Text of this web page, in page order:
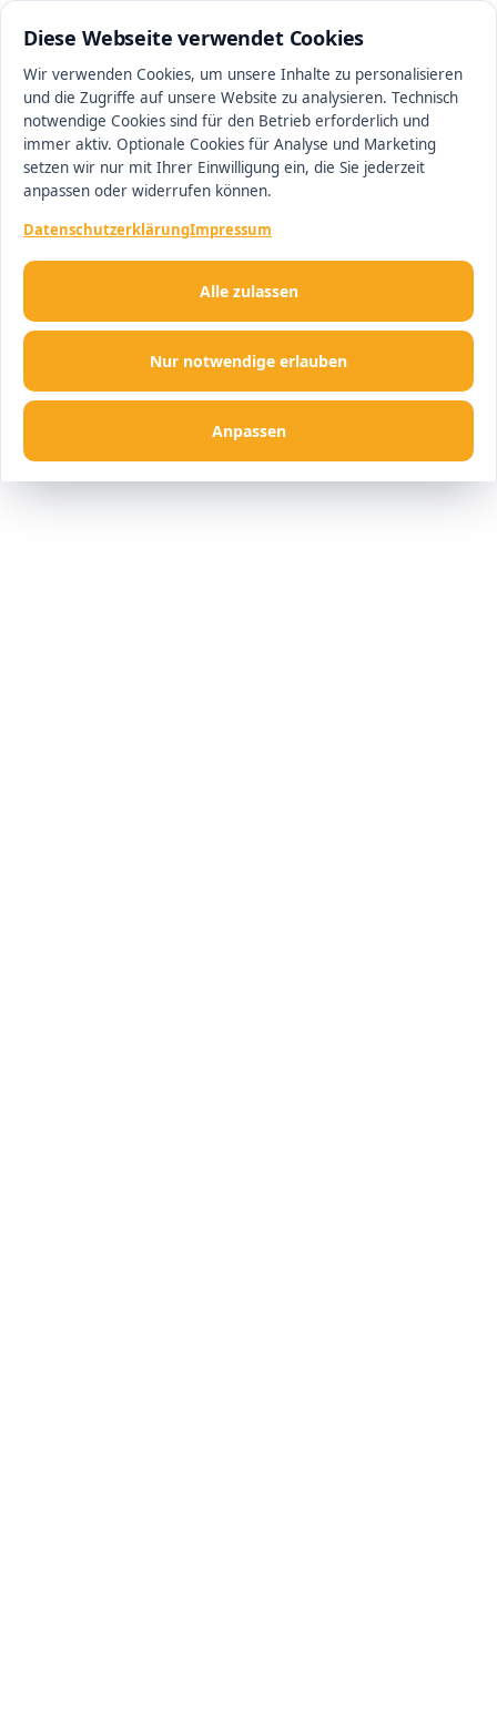
Diese Webseite verwendet Cookies
Wir verwenden Cookies, um unsere Inhalte zu personalisieren
und die Zugriffe auf unsere Website zu analysieren. Technisch
notwendige Cookies sind für den Betrieb erforderlich und
immer aktiv. Optionale Cookies für Analyse und Marketing
setzen wir nur mit Ihrer Einwilligung ein, die Sie jederzeit
anpassen oder widerrufen können.
DatenschutzerklärungImpressum
Nur notwendige erlauben
Anpassen
Alle zulassen